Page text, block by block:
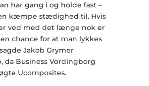
har gang i og holde fast –
kæmpe stædighed til. Hvis
ved med det længe nok er
chance for at man lykkes
Jakob Grymer
da Business Vordingborg
Ucomposites.